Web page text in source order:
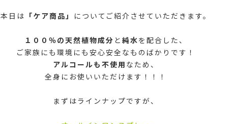
本日は 「ケア商品」 についてご紹介させていただきます。
１００％の天然植物成分 と 純水を配合した、
ご家族にも環境にも安心安全なものばかりです！
アルコールも不使用 なため、
全身にお使いいただけます！！！
まずはラインナップですが、